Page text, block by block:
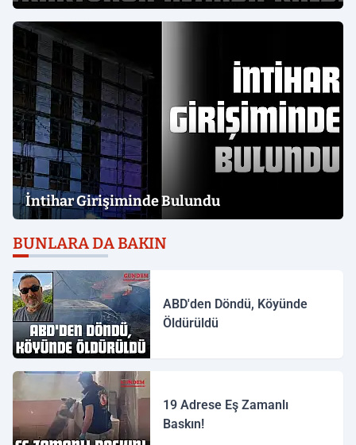
İntihar Girişiminde Bulundu
BUNLARA DA BAKIN
ABD'den Döndü, Köyünde
Öldürüldü
19 Adrese Eş Zamanlı
Baskın!